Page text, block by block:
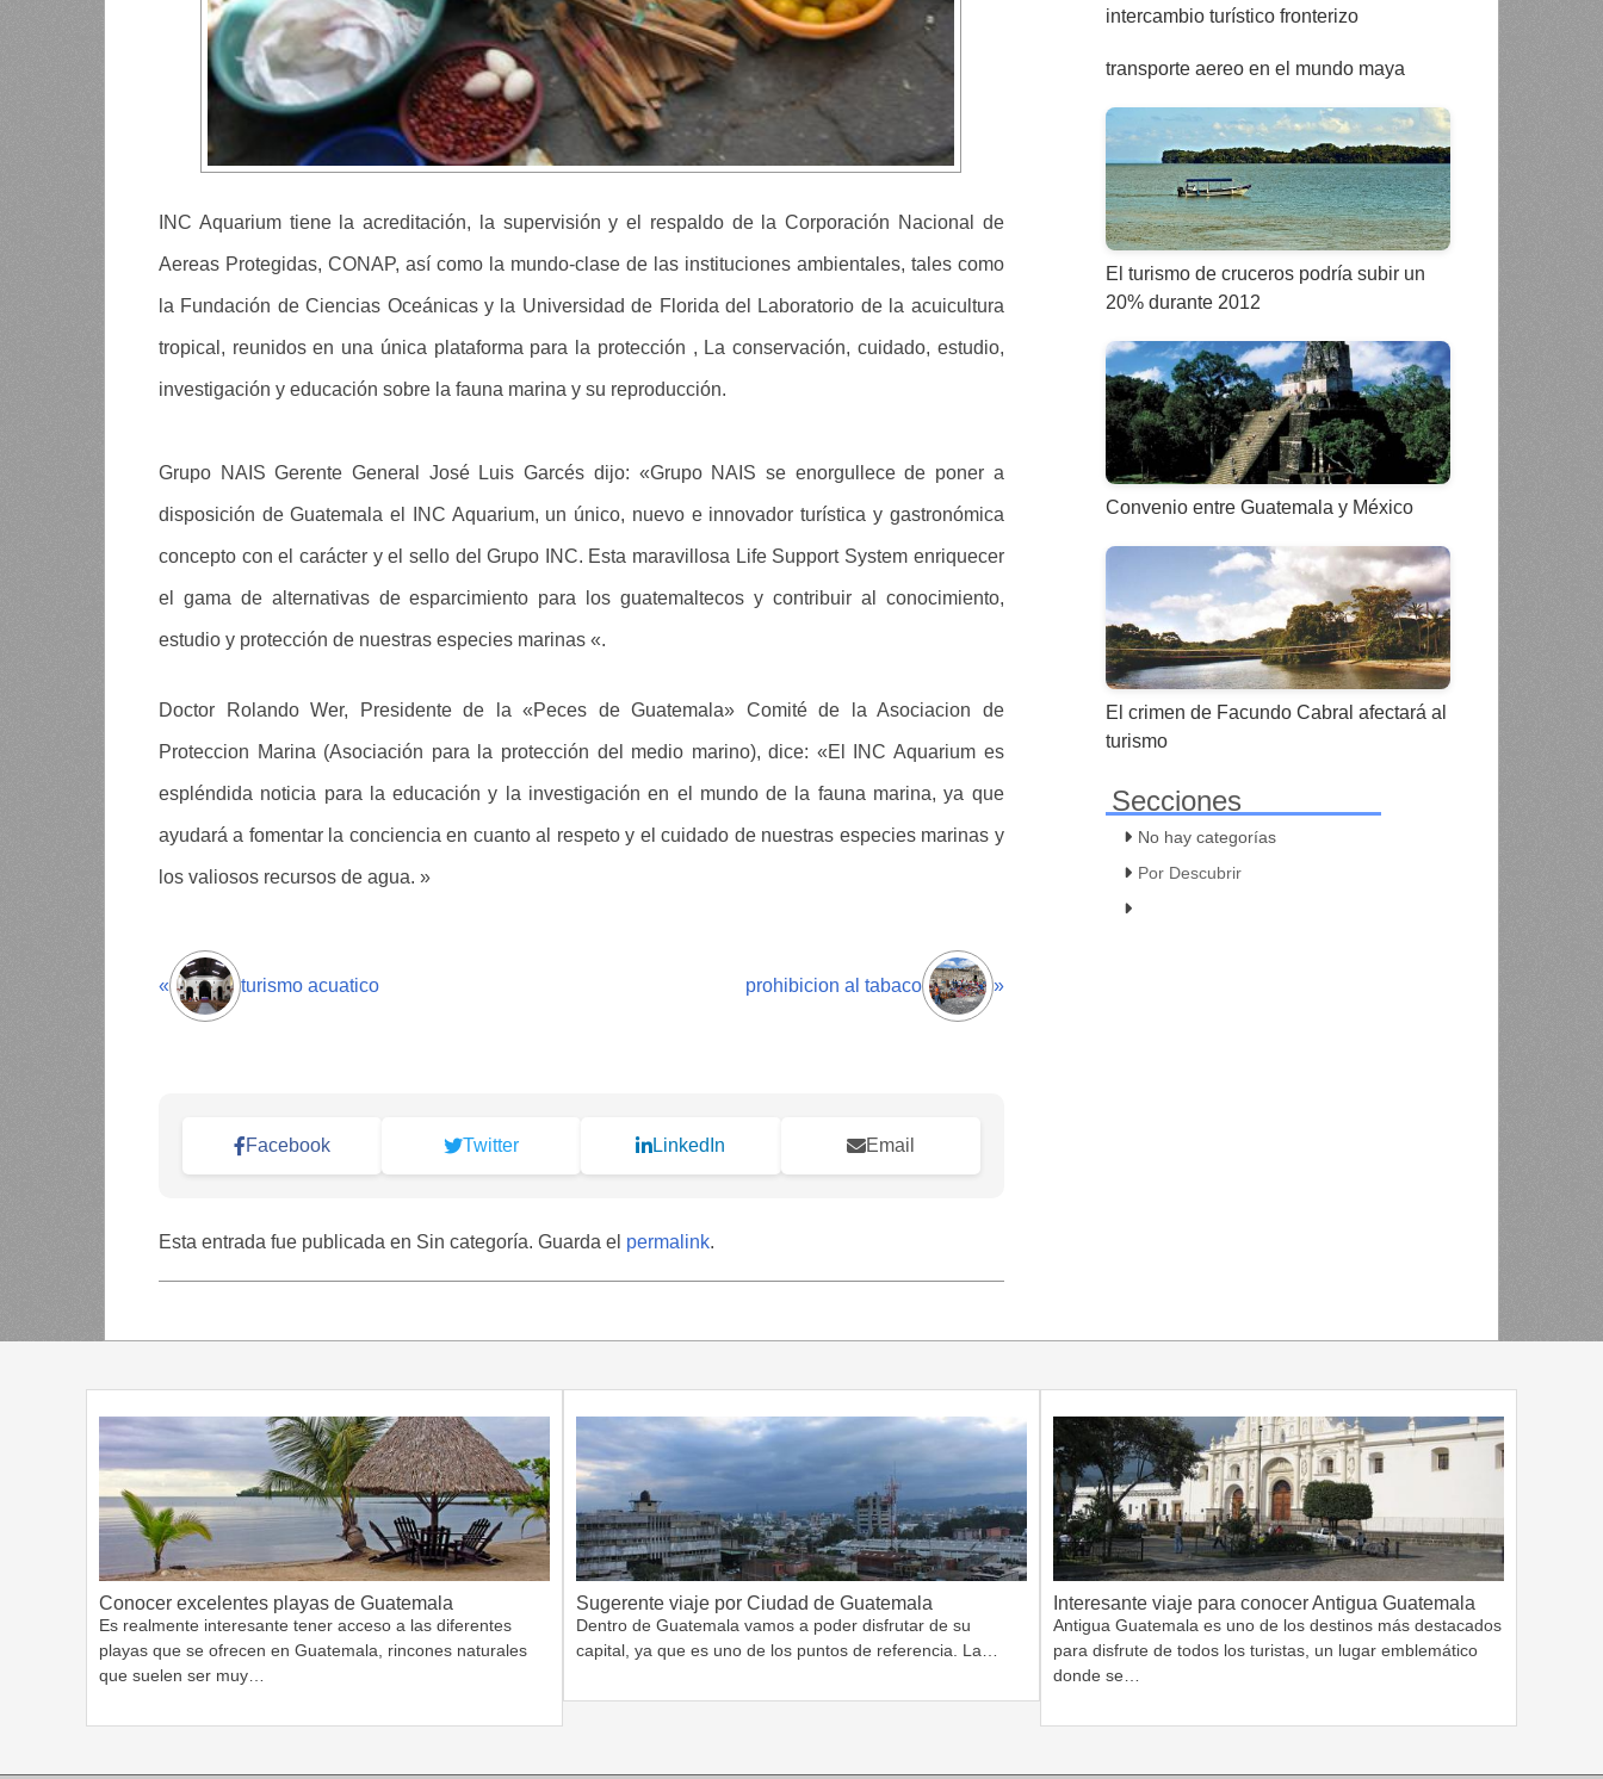
INC Aquarium tiene la acreditación, la supervisión y el respaldo de la Corporación Nacional de
Aereas Protegidas, CONAP, así como la mundo-clase de las instituciones ambientales, tales como
la Fundación de Ciencias Oceánicas y la Universidad de Florida del Laboratorio de la acuicultura
tropical, reunidos en una única plataforma para la protección , La conservación, cuidado, estudio,
investigación y educación sobre la fauna marina y su reproducción.
Grupo NAIS Gerente General José Luis Garcés dijo: «Grupo NAIS se enorgullece de poner a
disposición de Guatemala el INC Aquarium, un único, nuevo e innovador turística y gastronómica
concepto con el carácter y el sello del Grupo INC. Esta maravillosa Life Support System enriquecer
el gama de alternativas de esparcimiento para los guatemaltecos y contribuir al conocimiento,
estudio y protección de nuestras especies marinas «.
Doctor Rolando Wer, Presidente de la «Peces de Guatemala» Comité de la Asociacion de
Proteccion Marina (Asociación para la protección del medio marino), dice: «El INC Aquarium es
espléndida noticia para la educación y la investigación en el mundo de la fauna marina, ya que
ayudará a fomentar la conciencia en cuanto al respeto y el cuidado de nuestras especies marinas y
los valiosos recursos de agua. »
« turismo acuatico prohibicion al tabaco »
Facebook Twitter LinkedIn Email
Esta entrada fue publicada en Sin categoría. Guarda el permalink.
intercambio turístico fronterizo
transporte aereo en el mundo maya
El turismo de cruceros podría subir un
20% durante 2012
Convenio entre Guatemala y México
El crimen de Facundo Cabral afectará al
turismo
Secciones
No hay categorías
Por Descubrir
Conocer excelentes playas de Guatemala
Es realmente interesante tener acceso a las diferentes
playas que se ofrecen en Guatemala, rincones naturales
que suelen ser muy…
Sugerente viaje por Ciudad de Guatemala
Dentro de Guatemala vamos a poder disfrutar de su
capital, ya que es uno de los puntos de referencia. La…
Interesante viaje para conocer Antigua Guatemala
Antigua Guatemala es uno de los destinos más destacados
para disfrute de todos los turistas, un lugar emblemático
donde se…